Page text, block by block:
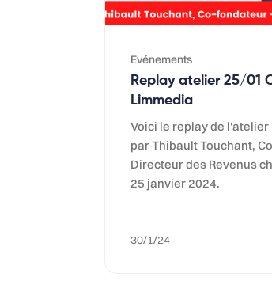
Evénements
Replay atelier 25/01
Limmedia
Voici le replay de l'atelier
par Thibault Touchant,
Directeur des Revenus
25 janvier 2024.
30/1/24